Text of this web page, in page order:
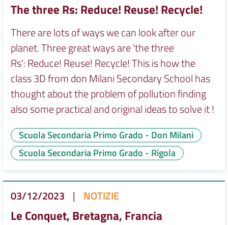
The three Rs: Reduce! Reuse! Recycle!
There are lots of ways we can look after our
planet. Three great ways are 'the three
Rs': Reduce! Reuse! Recycle! This is how the
class 3D from don Milani Secondary School has
thought about the problem of pollution finding
also some practical and original ideas to solve it !
Scuola Secondaria Primo Grado - Don Milani
Scuola Secondaria Primo Grado - Rigola
03/12/2023 | NOTIZIE
Le Conquet, Bretagna, Francia